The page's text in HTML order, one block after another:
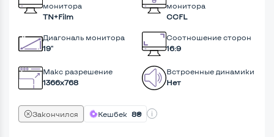
монитора
TN+Film
монитора
CCFL
Диагональ монитора
19"
Соотношение сторон
16:9
Макс разрешение
1366x768
Встроенные динамики
Нет
Закончился Кешбек 8₴